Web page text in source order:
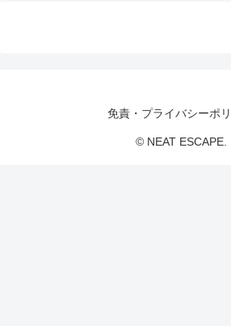
免責・プライバシーポ
© NEAT ESCAPE.